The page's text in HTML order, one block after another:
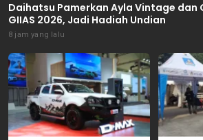
Daihatsu Pamerkan Ayla Vintage dan
GIIAS 2026, Jadi Hadiah Undian
8 jam yang lalu